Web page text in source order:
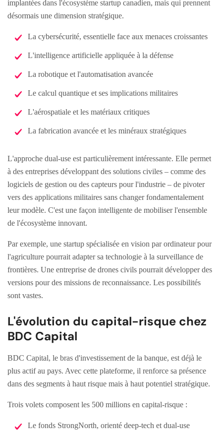
implantées dans l'écosystème startup canadien, mais qui prennent
désormais une dimension stratégique.
La cybersécurité, essentielle face aux menaces croissantes
L'intelligence artificielle appliquée à la défense
La robotique et l'automatisation avancée
Le calcul quantique et ses implications militaires
L'aérospatiale et les matériaux critiques
La fabrication avancée et les minéraux stratégiques
L'approche dual-use est particulièrement intéressante. Elle permet
à des entreprises développant des solutions civiles – comme des
logiciels de gestion ou des capteurs pour l'industrie – de pivoter
vers des applications militaires sans changer fondamentalement
leur modèle. C'est une façon intelligente de mobiliser l'ensemble
de l'écosystème innovant.
Par exemple, une startup spécialisée en vision par ordinateur pour
l'agriculture pourrait adapter sa technologie à la surveillance de
frontières. Une entreprise de drones civils pourrait développer des
versions pour des missions de reconnaissance. Les possibilités
sont vastes.
L'évolution du capital-risque chez
BDC Capital
BDC Capital, le bras d'investissement de la banque, est déjà le
plus actif au pays. Avec cette plateforme, il renforce sa présence
dans des segments à haut risque mais à haut potentiel stratégique.
Trois volets composent les 500 millions en capital-risque :
Le fonds StrongNorth, orienté deep-tech et dual-use